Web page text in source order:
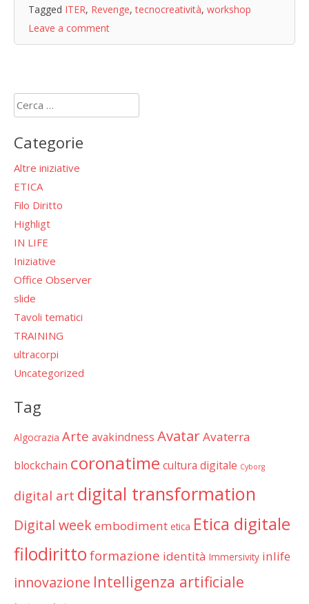
Tagged ITER, Revenge,tecnocreatività, workshop
Leave a comment
Ricerca
per:
Categorie
Altre iniziative
ETICA
Filo Diritto
Highligt
IN LIFE
Iniziative
Office Observer
slide
Tavoli tematici
TRAINING
ultracorpi
Uncategorized
Tag
Algocrazia Arte avakindness AvatarAvaterra
blockchain coronatime cultura digitale Cyborg
digital art digital transformation
Digital weekembodiment etica Etica digitale
filodiritto formazione identità Immersivity inlife
innovazione Intelligenza artificiale